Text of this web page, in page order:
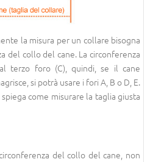
la misura per un collare bisogna
del collo del cane. La circonferenza
terzo foro (C), quindi, se il cane
si potrà usare i fori A, B o D, E.
come misurare la taglia giusta
del collo del cane, non